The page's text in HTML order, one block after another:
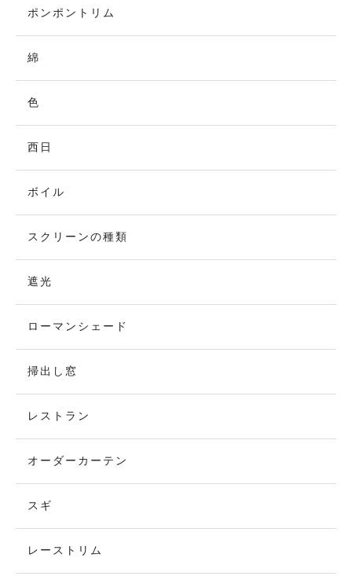
ポンポントリム
綿
色
西日
ボイル
スクリーンの種類
遮光
ローマンシェード
掃出し窓
レストラン
オーダーカーテン
スギ
レーストリム